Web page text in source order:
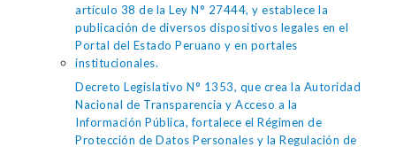
artículo 38 de la Ley N° 27444, y establece la
publicación de diversos dispositivos legales en el
Portal del Estado Peruano y en portales
institucionales.
Decreto Legislativo N° 1353, que crea la Autoridad
Nacional de Transparencia y Acceso a la
Información Pública, fortalece el Régimen de
Protección de Datos Personales y la Regulación de